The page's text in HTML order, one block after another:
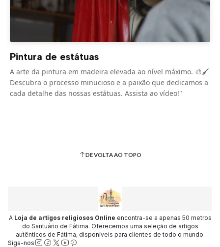
Pintura de estátuas
A arte da pintura em madeira elevada ao nível máximo. 🎨🖌️
Descubra o processo minucioso e a paixão que dedicamos a
cada detalhe das nossas estátuas. Assista ao vídeo!"
DE VOLTA AO TOPO
A Loja de artigos religiosos Online encontra-se a apenas 50 metros
do Santuário de Fátima. Oferecemos uma seleção de artigos
autênticos de Fátima, disponíveis para clientes de todo o mundo.
Siga-nos